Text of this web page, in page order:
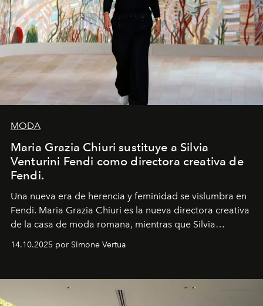
MODA
Maria Grazia Chiuri sustituye a Silvia
Venturini Fendi como directora creativa de
Fendi.
Una nueva era de herencia y feminidad se vislumbra en
Fendi. Maria Grazia Chiuri es la nueva directora creativa
de la casa de moda romana, mientras que Silvia
14.10.2025 por Simone Vertua